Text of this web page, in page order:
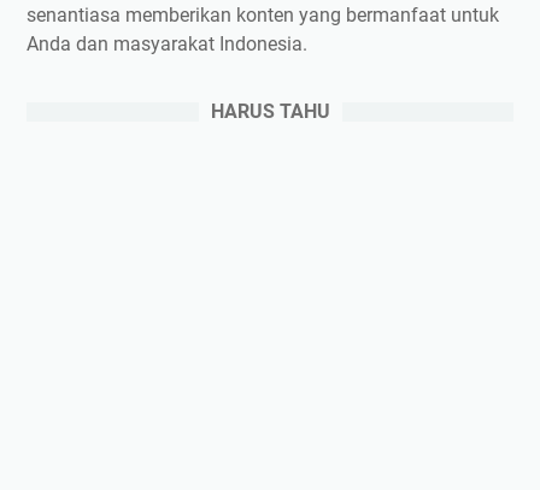
senantiasa memberikan konten yang bermanfaat untuk
Anda dan masyarakat Indonesia.
HARUS TAHU